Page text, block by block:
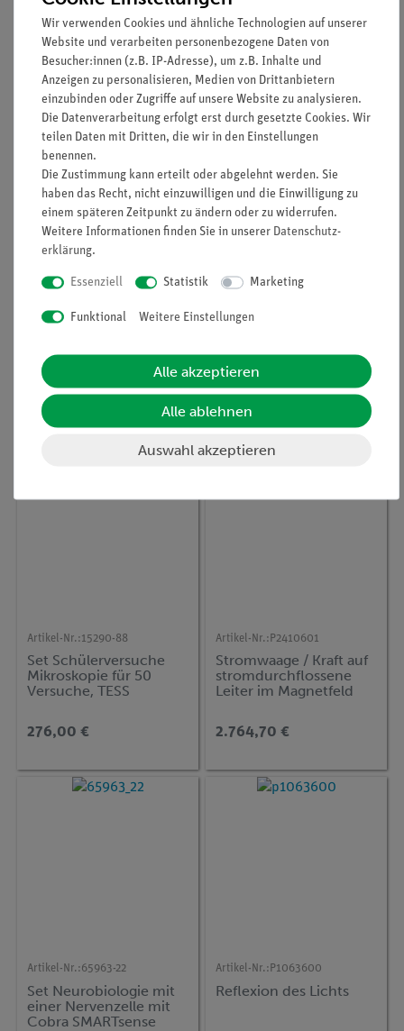
Elektrochemie für 29
Versuche, TESS
advanced Chemie ECH
424,00 €
405,00 €
Cobra SMARTsense
1.127,60 €
Artikel-Nr.:
Versuche, DEMO
advanced Physik MT-2
1.030,00 €
einem Akku mit Cobra
SMARTsense Code
Artikel-Nr.:15290-88
Set Schülerversuche
Mikroskopie für 50
Versuche, TESS
276,00 €
Artikel-Nr.: P2410601
Stromwaage / Kraft auf
stromdurchflossene
Leiter im Magnetfeld
Strommessgerät
2.764,70 €
Artikel-Nr.:65963-22
Set Neurobiologie mit
einer Nervenzelle mit
Cobra SMARTsense
Artikel-Nr.: P1063600
Reflexion des Lichts
Wir verwenden Cookies und ähnliche Technologien auf unserer
Website und verarbeiten personenbezogene Daten von
Besucher:innen (z.B. IP-Adresse), um z.B. Inhalte und
Anzeigen zu personalisieren, Medien von Drittanbietern
einzubinden oder Zugriffe auf unsere Website zu analysieren.
Die Datenverarbeitung erfolgt erst durch gesetzte Cookies. Wir
teilen Daten mit Dritten, die wir in den Einstellungen
benennen.
Die Zustimmung kann erteilt oder abgelehnt werden. Sie
haben das Recht, nicht einzuwilligen und die Einwilligung zu
einem späteren Zeitpunkt zu ändern oder zu widerrufen.
Weitere Informationen finden Sie in unserer Daten­schutz­
erklärung.
Essenziell Statistik Marketing
Funktional Weitere Einstellungen
Alle akzeptieren
Alle ablehnen
Auswahl akzeptieren